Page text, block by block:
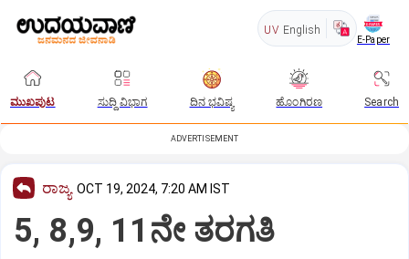
UV English
E-Paper
ಮುಖಪುಟ ಸುದ್ದಿ ವಿಭಾಗ ದಿನ ಭವಿಷ್ಯ ಹೊಂಗಿರಣ Search
ADVERTISEMENT
ರಾಜ್ಯ OCT 19, 2024, 7:20 AM IST
5, 8,9, 11ನೇ ತರಗತಿ